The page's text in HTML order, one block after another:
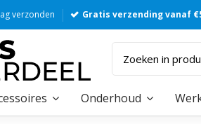
verzonden Gratis verzending vanaf
Onderhoud